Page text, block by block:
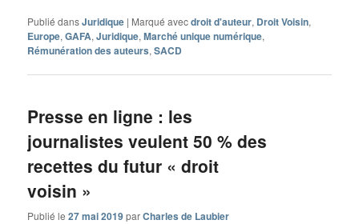
Publié dansJuridique | Marqué avecdroit d'auteur, Droit Voisin,
Europe,GAFA,Juridique,Marché unique numérique,
Rémunération des auteurs,SACD
Presse en ligne : les
journalistes veulent 50 % des
recettes du futur « droit
voisin »
Publié le27 mai 2019parCharles de Laubier